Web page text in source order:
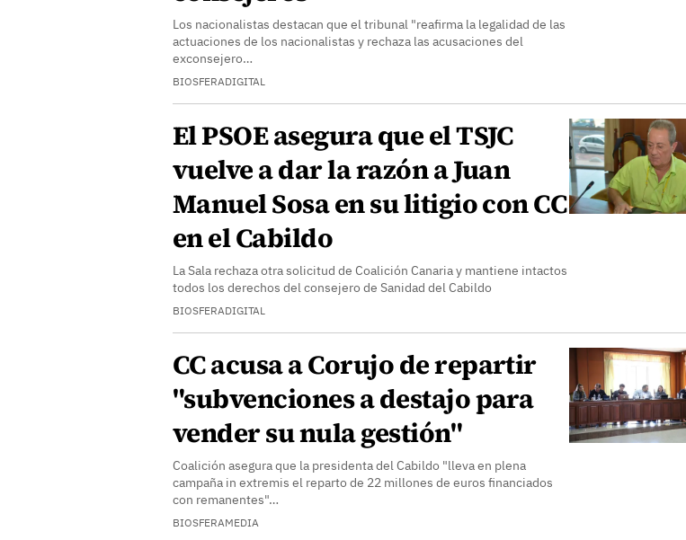
Los nacionalistas destacan que el tribunal "reafirma la legalidad de las
actuaciones de los nacionalistas y rechaza las acusaciones del
exconsejero…
BIOSFERADIGITAL
El PSOE asegura que el TSJC
vuelve a dar la razón a Juan
Manuel Sosa en su litigio con CC
en el Cabildo
La Sala rechaza otra solicitud de Coalición Canaria y mantiene intactos
todos los derechos del consejero de Sanidad del Cabildo
BIOSFERADIGITAL
CC acusa a Corujo de repartir
"subvenciones a destajo para
vender su nula gestión"
Coalición asegura que la presidenta del Cabildo "lleva en plena
campaña in extremis el reparto de 22 millones de euros financiados
con remanentes"…
BIOSFERAMEDIA